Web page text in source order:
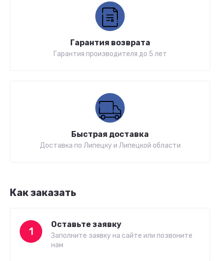
Гарантия возврата
Гарантия производителя до 5 лет
Быстрая доставка
Доставка по Липецку и Липецкой области
Как заказать
1
Оставьте заявку
Заполните заявку на сайте или позвоните
нам